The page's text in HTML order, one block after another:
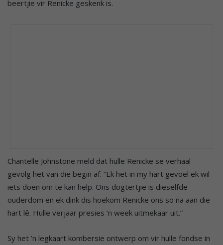
beertjie vir Renicke geskenk is.
Chantelle Johnstone meld dat hulle Renicke se verhaal
gevolg het van die begin af. “Ek het in my hart gevoel ek wil
iets doen om te kan help. Ons dogtertjie is dieselfde
ouderdom en ek dink dis hoekom Renicke ons so na aan die
hart lê. Hulle verjaar presies ’n week uitmekaar uit.”
Sy het ’n legkaart kombersie ontwerp om vir hulle fondse in